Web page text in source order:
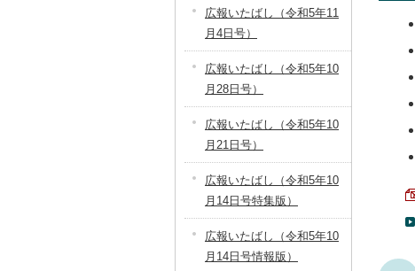
広報いたばし（令和5年11
月4日号）
広報いたばし（令和5年10
月28日号）
広報いたばし（令和5年10
月21日号）
広報いたばし（令和5年10
月14日号特集版）
広報いたばし（令和5年10
月14日号情報版）